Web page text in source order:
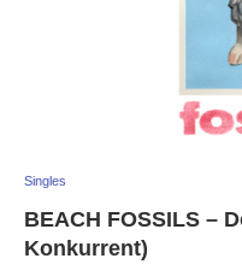
Singles
BEACH FOSSILS –
Konkurrent)